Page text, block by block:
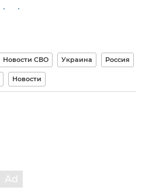
Новости СВО Украина Россия
Новости